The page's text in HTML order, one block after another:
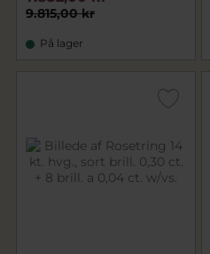
9.815,00 kr
På lager